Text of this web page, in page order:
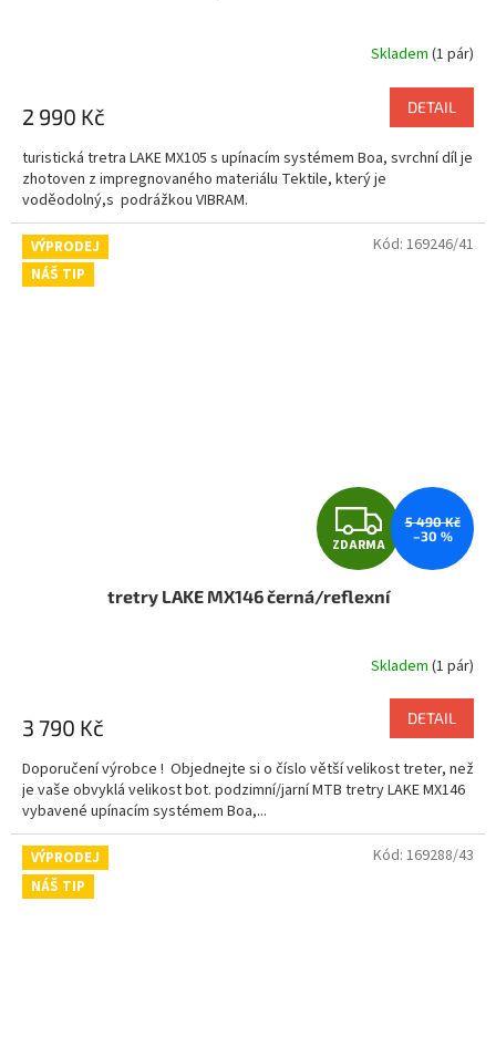
R
M
A
Skladem (1 pár)
2 990 Kč DETAIL
turistická tretra LAKE MX105 s upínacím systémem Boa, svrchní díl je
zhotoven z impregnovaného materiálu Tektile, který je
voděodolný,s podrážkou VIBRAM.
VÝPRODEJ
NÁŠ TIP
Z
D
A
R
M
A
ZDARMA
5 490 Kč
–30 %
tretry LAKE MX146 černá/reflexní
je
z
5
hvězdiček.
Skladem(1 pár)
3 790 Kč DETAIL
Doporučení výrobce ! Objednejte si o číslo větší velikost treter, než
je vaše obvyklá velikost bot. podzimní/jarní MTB tretry LAKE MX146
vybavené upínacím systémem Boa,...
Kód: 169246/41
VÝPRODEJ
NÁŠ TIP
Kód: 169288/43